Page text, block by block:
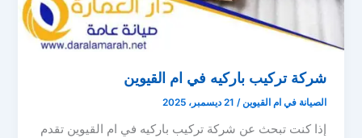
شركة تركيب باركيه في ام القيوين
الصيانة في ام القيوين/ 21 ديسمبر، 2025
إذا كنت تبحث عن شركة تركيب باركيه في ام القيوين تقدم